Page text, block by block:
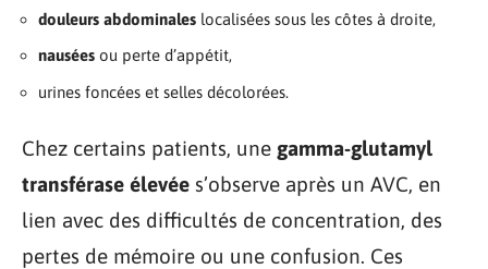
douleurs abdominales localisées sous les côtes à droite,
nausées ou perte d’appétit,
urines foncées et selles décolorées.
Chez certains patients, une gamma-glutamyl
transférase élevée s’observe après un AVC, en
lien avec des difficultés de concentration, des
pertes de mémoire ou une confusion. Ces